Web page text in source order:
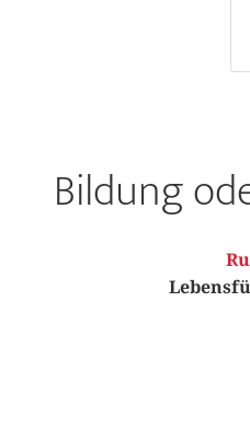
Bildung